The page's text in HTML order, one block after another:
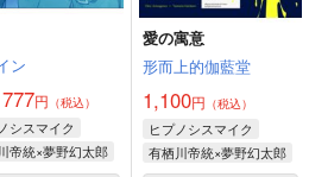
作品詳細 作品詳細
ン
777円 （税込）
シスマイク
帝統×夢野幻太郎
愛の寓意
形而上的伽藍堂
1,100円 （税込）
ヒプノシスマイク
有栖川帝統×夢野幻太郎